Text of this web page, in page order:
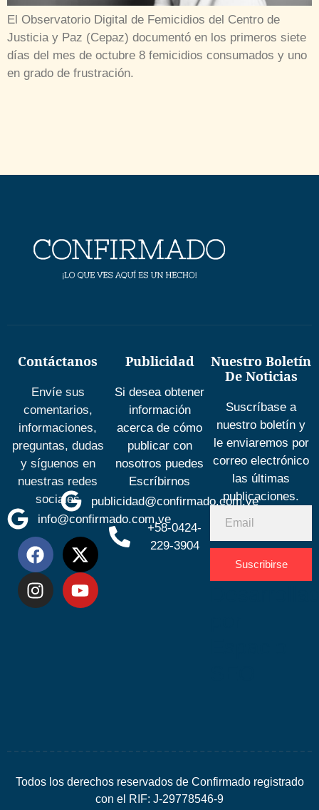
El Observatorio Digital de Femicidios del Centro de
Justicia y Paz (Cepaz) documentó en los primeros siete
días del mes de octubre 8 femicidios consumados y uno
en grado de frustración.
Contáctanos
Envíe sus
comentarios,
informaciones,
preguntas, dudas
y síguenos en
nuestras redes
sociales
info@confirmado.com.ve
Publicidad
Si desea obtener
información
acerca de cómo
publicar con
nosotros puedes
Escríbirnos
publicidad@confirmado.com.ve
+58-0424-
229-3904
Nuestro Boletín
De Noticias
Suscríbase a
nuestro boletín y
le enviaremos por
correo electrónico
las últimas
publicaciones.
Suscribirse
Todos los derechos reservados de Confirmado registrado
con el RIF: J-29778546-9